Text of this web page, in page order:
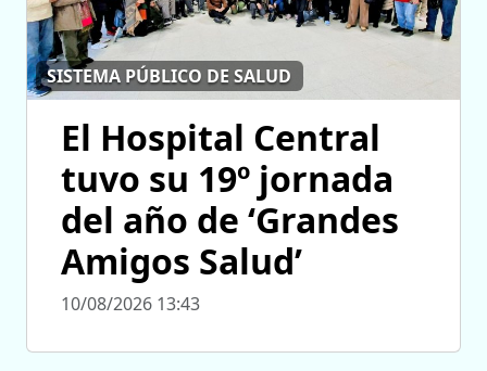
SISTEMA PÚBLICO DE SALUD
El Hospital Central
tuvo su 19º jornada
del año de ‘Grandes
Amigos Salud’
10/08/2026 13:43